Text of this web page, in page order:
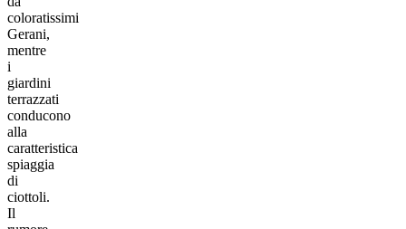
coloratissimi
Gerani,
mentre
i
giardini
terrazzati
conducono
alla
caratteristica
spiaggia
di
ciottoli.
Il